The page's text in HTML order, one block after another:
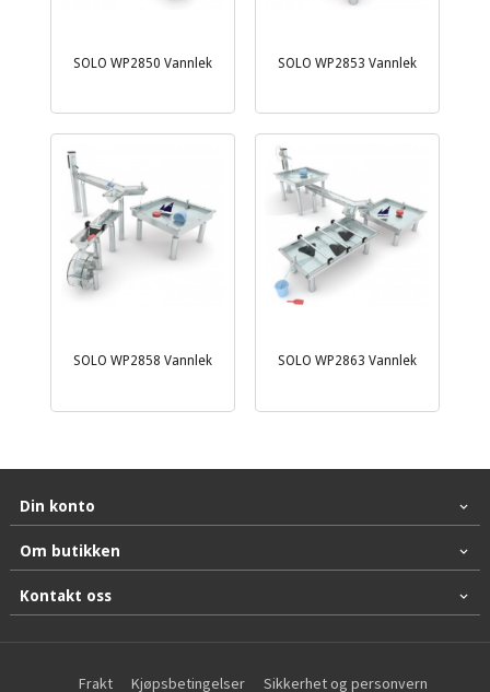
SOLO WP2850 Vannlek SOLO WP2853 Vannlek
SOLO WP2858 Vannlek SOLO WP2863 Vannlek
Din konto
Om butikken
Kontakt oss
Frakt Kjøpsbetingelser Sikkerhet og personvern